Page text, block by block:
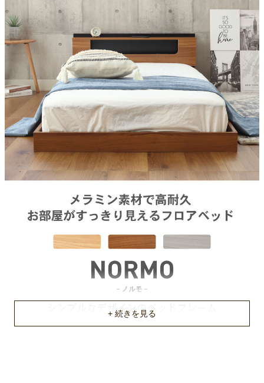
タワー
メラミン化粧板
機能
2口コンセント、すのこ床板、収納スペース
梱包サイズ
約107ｘ38.5ｘ9/103.5ｘ24.5ｘ13(cm)
梱包重量
約16.6/12.2kg
商品重量
約15.7/11.2kg
厚さ15cm以上のマットレスもしくはスプリングの入ったマット
レスをご使用ください